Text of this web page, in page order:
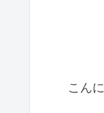
こん